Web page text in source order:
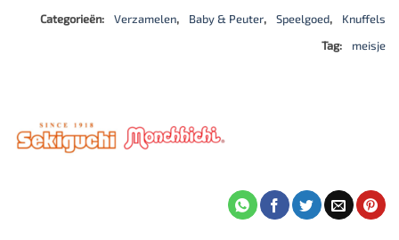
Categorieën:
Verzamelen, Baby & Peuter, Speelgoed,
Knuffels
Tag:
meisje